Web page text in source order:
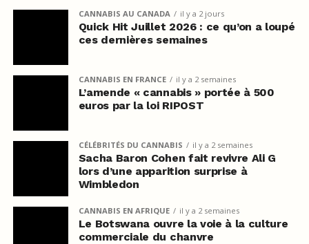
CANNABIS AU CANADA il y a 2 jours
Quick Hit Juillet 2026 : ce qu’on a loupé
ces dernières semaines
CANNABIS EN FRANCE il y a 2 semaines
L’amende « cannabis » portée à 500
euros par la loi RIPOST
CÉLÉBRITÉS DU CANNABIS il y a 2 semaines
Sacha Baron Cohen fait revivre Ali G
lors d’une apparition surprise à
Wimbledon
CANNABIS EN AFRIQUE il y a 2 semaines
Le Botswana ouvre la voie à la culture
commerciale du chanvre